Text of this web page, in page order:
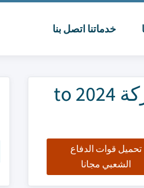
خدماتنا اتصل بنا
سوق الغلايات التجارية في الولايات المتحدة الحجم والمشاركة 2024 to
تحميل قوات الدفاع
الشعبي مجانا